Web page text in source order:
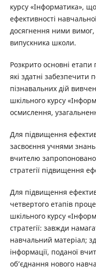
курсу «Інформатика»,
ефективності
досягнення ними
випускника школи.
Розкрито основні
які здатні
пізнавальних дій
шкільного курсу
осмислення,
Для підвищення
засвоєння учнями
вчителю
стратегії підвищення
Для підвищення
четвертого етапів
шкільного курсу
стратегії: завжди
навчальний матеріал;
інформації, поданої
об’єднання нового